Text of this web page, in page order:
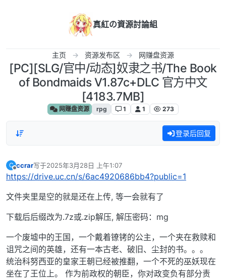
真紅の資源討論組
主页 资源发布区 网赚盘资源
[PC][SLG/官中/动态]奴隶之书/The Book
of Bondmaids V1.87c+DLC 官方中文
[4183.7MB]
网赚盘资源 rpg 1 1 273
登录后回复
C
离线
ccrar写于2025年3月28日 上午1:07
最后由 编辑
https://drive.uc.cn/s/6ac4920686bb4?public=1
文件夹里是空的就是还在上传, 等一会就有了
下载后后缀改为.7z或.zip解压, 解压密码：mg
一个废墟中的王国，一个戴着镣铐的公主，一个夹在救赎和
诅咒之间的英雄，还有一本古老、破旧、尘封的书。。。
统治科努西亚的皇家王朝已经被推翻，一个不死的巫妖现在
坐在了王位上。 作为前政权的朝臣，你对政变负有部分责